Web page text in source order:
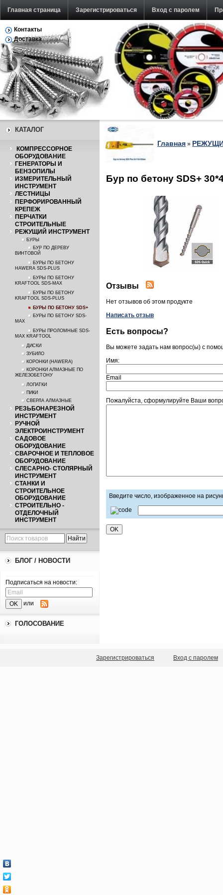
Главная страница Зарегистрироваться Вход с паролем
Обратная связь
Контакты
Доставка
КАТАЛОГ
КОМПРЕССОРНОЕ
ОБОРУДОВАНИЕ
ГЕНЕРАТОРЫ И
БЕНЗОПИЛЫ
ИЗМЕРИТЕЛЬНЫЙ
ИНСТРУМЕНТ
ЛЕСТНИЦЫ
ПЕРФОРИРОВАННЫЙ
КРЕПЕЖ
ПЕРЧАТКИ
СТРОИТЕЛЬНЫЕ
РЕЖУЩИЙ ИНСТРУМЕНТ
БУРЫ
БУР ПО ДЕРЕВУ
ВИНТОВОЙ
БУРЫ ПО БЕТОНУ
HAWERA SDS-PLUS
БУРЫ ПО БЕТОНУ
KRAFTOOL SDS-MAX
БУРЫ ПО БЕТОНУ
KRAFTOOL SDS-PLUS
БУРЫ ПО БЕТОНУ SDS+
БУРЫ ПО БЕТОНУ SDS-
MAX
БУРЫ ПРОЛОМНЫЕ SDS-
MAX KRAFTOOL
ДИСКИ
ЗУБИЛО
КОРОНКИ (HAWERA)
КОРОНКИ АЛМАЗНЫЕ ПО
ЖЕЛЕЗОБЕТОНУ
ЛОПАТКИ
ПИКИ
СВЕРЛА АЛМАЗНЫЕ
РЕЗЬБОНАРЕЗНОЙ
ИНСТРУМЕНТ
РУЧНОЙ
ЭЛЕКТРОИНСТРУМЕНТ
САДОВОЕ
ОБОРУДОВАНИЕ
СВАРОЧНОЕ И ТЕПЛОВОЕ
ОБОРУДОВАНИЕ
СЛЕСАРНО- СТОЛЯРНЫЙ
ИНСТРУМЕНТ
СТАНКИ И
СТРОИТЕЛЬНОЕ
ОБОРУДОВАНИЕ
СТРОИТЕЛЬНО -
ОТДЕЛОЧНЫЙ
ИНСТРУМЕНТ
БЛОГ / НОВОСТИ
Подписаться на новости:
или
ГОЛОСОВАНИЕ
Главная »
Бур по бетону SDS+
Отзывы
Нет отзывов об этом продукте
Написать отзыв
Есть вопросы?
Вы можете задать нам вопрос(ы) с
Имя:
Email
Пожалуйста, сформулируйте Ваши
Введите число, изображенное на
Зарегистрироваться Вход с паролем